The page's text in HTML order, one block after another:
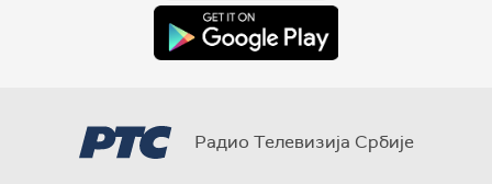
Радио Телевизија Србије